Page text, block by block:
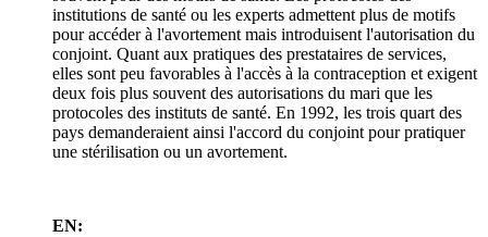
institutions de santé ou les experts admettent plus de motifs
pour accéder à l'avortement mais introduisent l'autorisation du
conjoint. Quant aux pratiques des prestataires de services,
elles sont peu favorables à l'accès à la contraception et exigent
deux fois plus souvent des autorisations du mari que les
protocoles des instituts de santé. En 1992, les trois quart des
pays demanderaient ainsi l'accord du conjoint pour pratiquer
une stérilisation ou un avortement.
EN: